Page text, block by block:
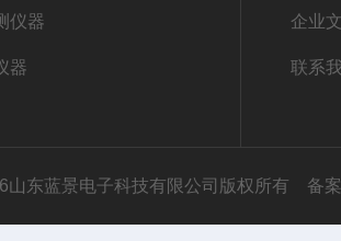
仪器
器
企业
联系
山东蓝景电子科技有限公司版权所有 备